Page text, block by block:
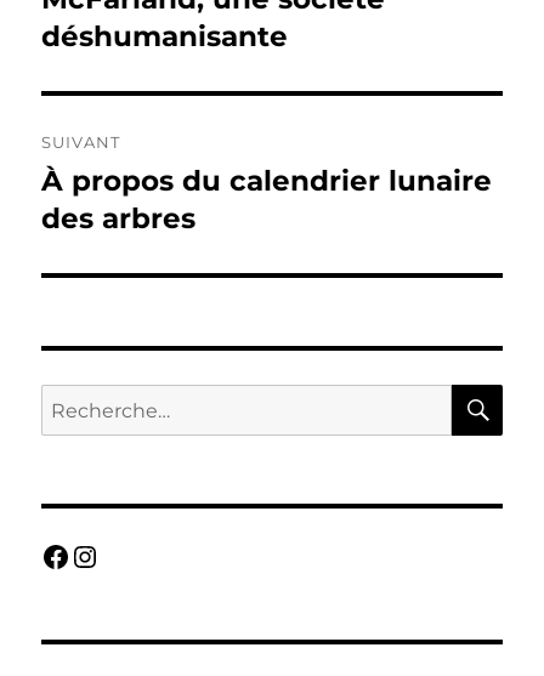
l’article
précédente :
déshumanisante
SUIVANT
Publication
suivante :
À propos du calendrier lunaire
des arbres
Recherche
pour :
Facebook
Instagram